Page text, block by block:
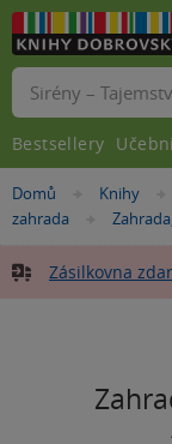
Nacházíte
se
Domů »
Knihy
zahrada
»
Zásilkovna
Vyhledávání
Bestsellery